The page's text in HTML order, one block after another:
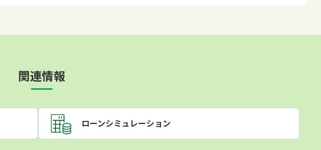
関連情報
ローンシミュレーション